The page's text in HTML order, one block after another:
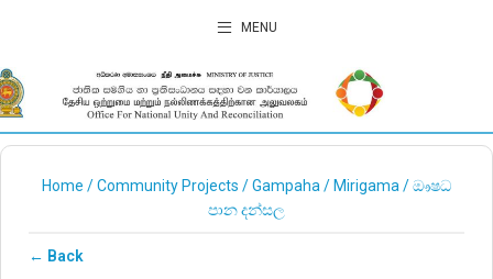
MENU
Home /Community Projects /Gampaha / Mirigama /ඖෂධ
පාන දන්සල
← Back